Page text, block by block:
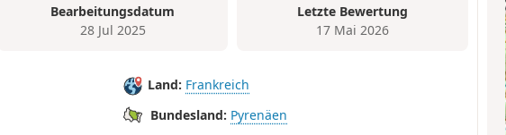
Bearbeitungsdatum
28 Jul 2025
Letzte Bewertung
17 Mai 2026
Land: Frankreich
Bundesland: Pyrenäen